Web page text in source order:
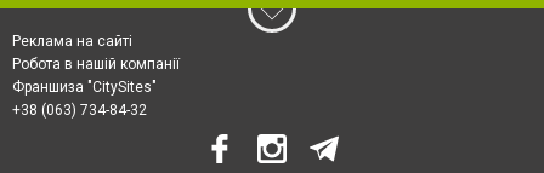
Реклама на сайті
Робота в нашій компанії
Франшиза "CitySites"
+38 (063) 734-84-32